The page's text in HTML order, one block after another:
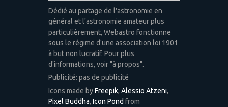
Dédié au partage de l'astronomie en
général et l'astronomie amateur plus
particulièrement, Webastro fonctionne
sous le régime d'une association loi 1901
à but non lucratif. Pour plus
d'informations, voir "à propos".
Publicité: pas de publicité
Icons made byFreepik, Alessio Atzeni,
Pixel Buddha, Icon Pond from